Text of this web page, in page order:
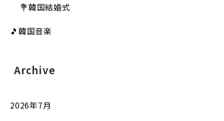
💐韓国結婚式
🎵韓国音楽
Archive
2026年7月